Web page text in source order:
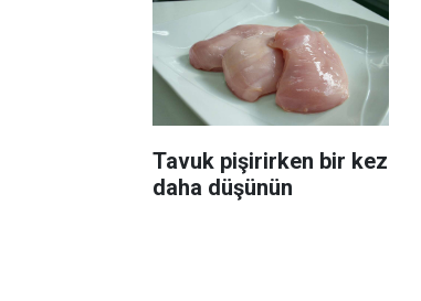
Tavuk pişirirken bir kez
daha düşünün